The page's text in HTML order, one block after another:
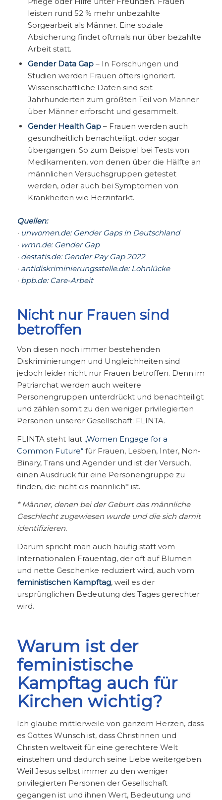
leisten rund 52 % mehr unbezahlte
Sorgearbeit als Männer. Eine soziale
Absicherung findet oftmals nur über bezahlte
Arbeit statt.
Gender Data Gap– In Forschungen und
Studien werden Frauen öfters ignoriert.
Wissenschaftliche Daten sind seit
Jahrhunderten zum größten Teil von Männer
über Männer erforscht und gesammelt.
Gender Health Gap– Frauen werden auch
gesundheitlich benachteiligt, oder sogar
übergangen. So zum Beispiel bei Tests von
Medikamenten, von denen über die Hälfte an
männlichen Versuchsgruppen getestet
werden, oder auch bei Symptomen von
Krankheiten wie Herzinfarkt.
Quellen:
· unwomen.de: Gender Gaps in Deutschland
· wmn.de: Gender Gap
· destatis.de: Gender Pay Gap 2022
· antidiskriminierungsstelle.de: Lohnlücke
· bpb.de: Care-Arbeit
Nicht nur Frauen sind
betroffen
Von diesen noch immer bestehenden
Diskriminierungen und Ungleichheiten sind
jedoch leider nicht nur Frauen betroffen. Denn im
Patriarchat werden auch weitere
Personengruppen unterdrückt und benachteiligt
und zählen somit zu den weniger privilegierten
Personen unserer Gesellschaft: FLINTA.
FLINTA steht laut „Women Engage for a
Common Future“für Frauen, Lesben, Inter, Non-
Binary, Trans und Agender und ist der Versuch,
einen Ausdruck für eine Personengruppe zu
finden, die nicht cis männlich* ist.
* Männer, denen bei der Geburt das männliche
Geschlecht zugewiesen wurde und die sich damit
identifizieren.
Darum spricht man auch häufig statt vom
Internationalen Frauentag, der oft auf Blumen
und nette Geschenke reduziert wird, auch vom
feministischen Kampftag, weil es der
ursprünglichen Bedeutung des Tages gerechter
wird.
Warum ist der
feministische
Kampftag auch für
Kirchen wichtig?
Ich glaube mittlerweile von ganzem Herzen, dass
es Gottes Wunsch ist, dass Christinnen und
Christen weltweit für eine gerechtere Welt
einstehen und dadurch seine Liebe weitergeben.
Weil Jesus selbst immer zu den weniger
privilegierten Personen der Gesellschaft
gegangen ist und ihnen Wert, Bedeutung und